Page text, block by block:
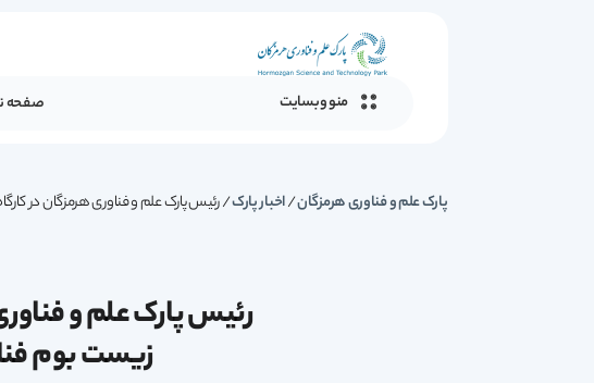
منو وبسایت صفحه
پارک علم و فناوری هرمزگان/اخبار پارک/رئیس پارک علم و فناوری هرمزگان در
رئیس پارک علم و
زیست بوم